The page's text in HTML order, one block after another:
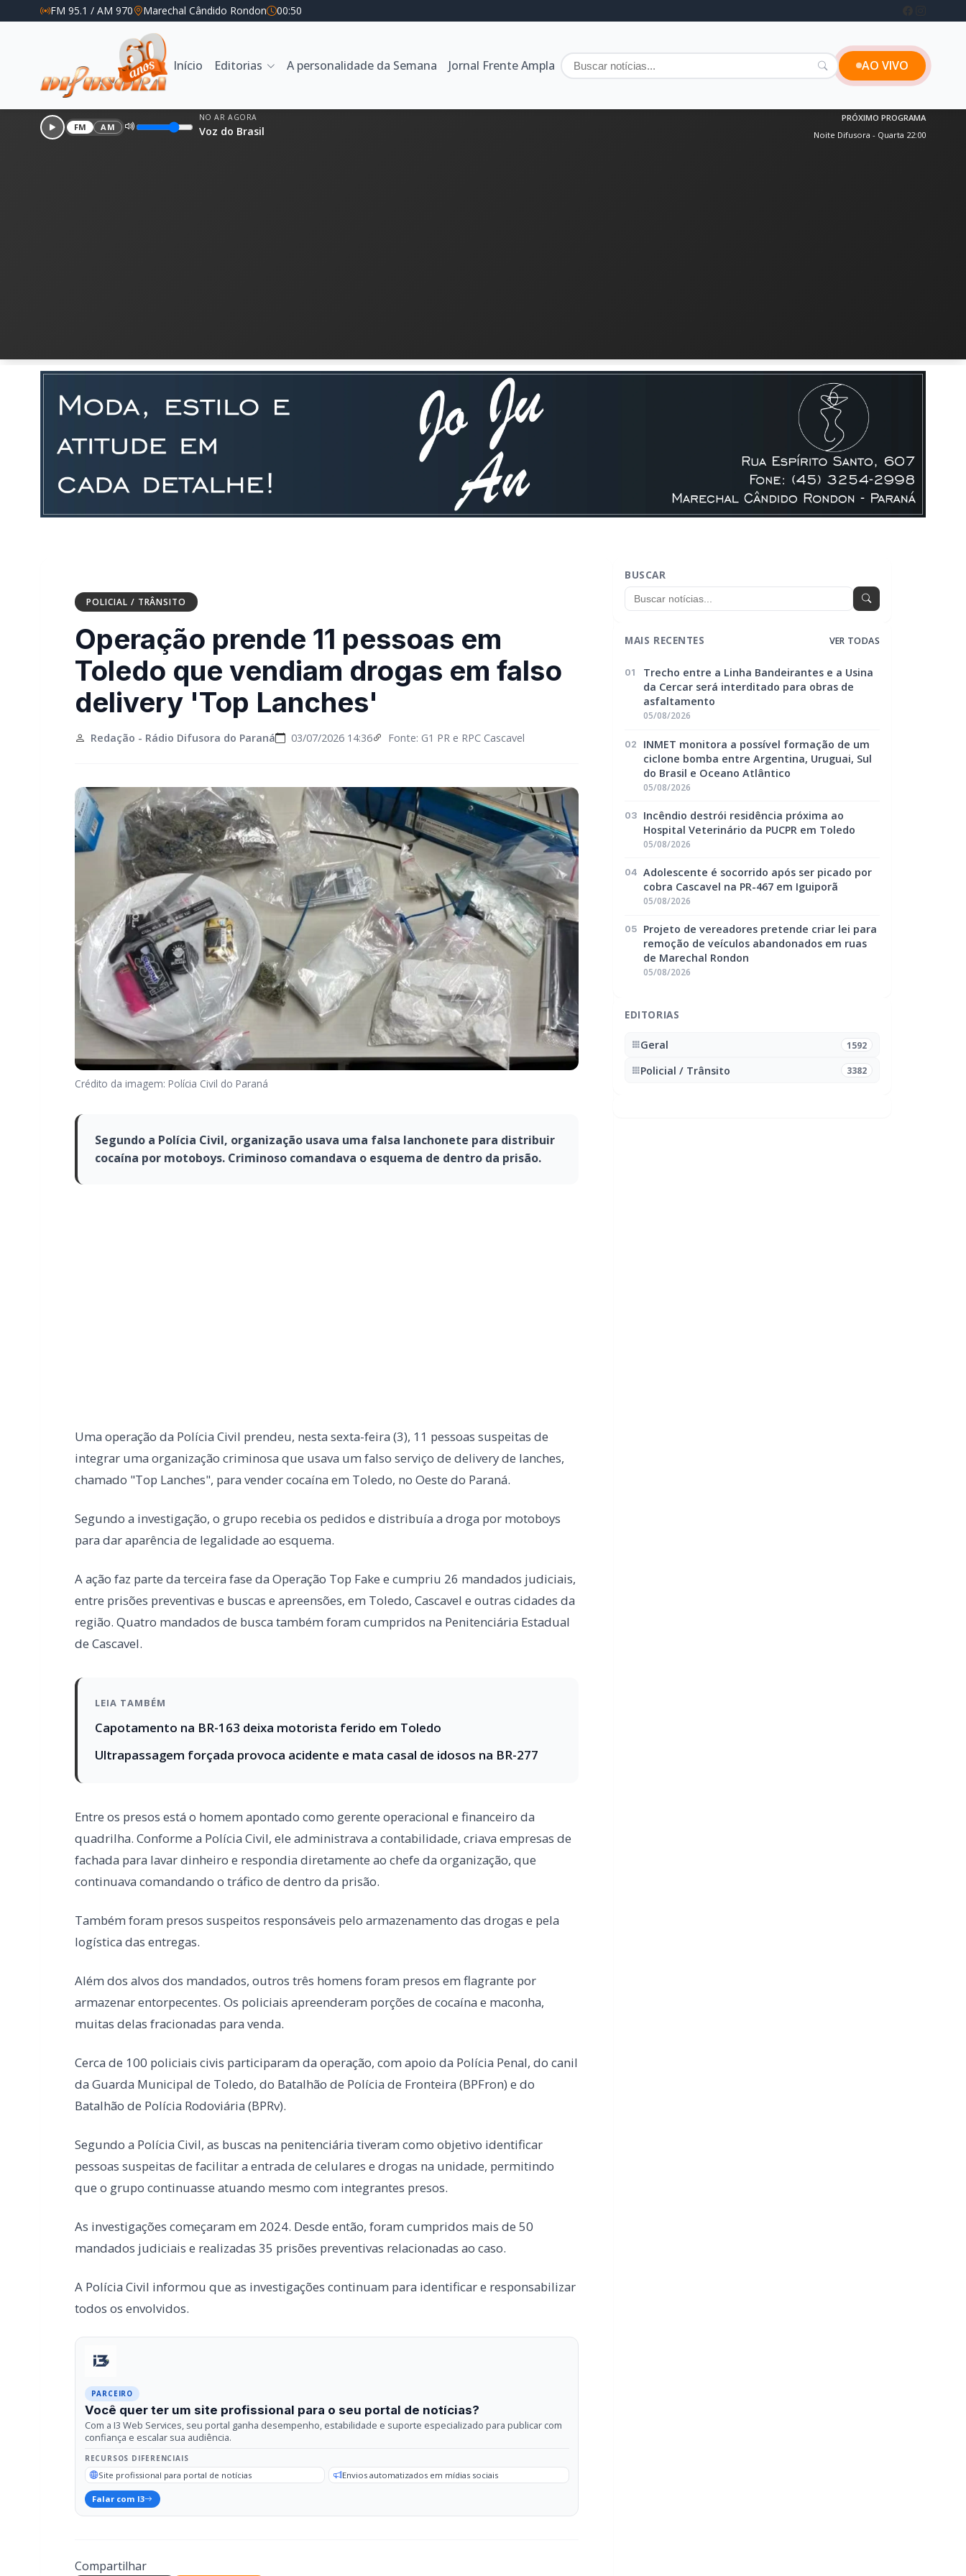
FM 95.1 / AM 970 Marechal Cândido Rondon 00:50
Início Editorias A personalidade da Semana Jornal Frente Ampla AO VIVO
FM AM
NO AR AGORA
Voz do Brasil
PRÓXIMO PROGRAMA
Noite Difusora - Quarta 22:00
POLICIAL / TRÂNSITO
Operação prende 11 pessoas em
Toledo que vendiam drogas em falso
delivery 'Top Lanches'
Redação - Rádio Difusora do Paraná 03/07/2026 14:36 Fonte: G1 PR e RPC Cascavel
Crédito da imagem: Polícia Civil do Paraná
Segundo a Polícia Civil, organização usava uma falsa lanchonete para distribuir
cocaína por motoboys. Criminoso comandava o esquema de dentro da prisão.
A ação faz parte da terceira fase da Operação Top Fake e cumpriu 26 mandados judiciais,
entre prisões preventivas e buscas e apreensões, em Toledo, Cascavel e outras cidades da
de Cascavel.
LEIA TAMBÉM
Capotamento na BR-163 deixa motorista ferido em Toledo
Ultrapassagem forçada provoca acidente e mata casal de idosos na BR-277
Entre os presos está o homem apontado como gerente operacional e financeiro da
quadrilha. Conforme a Polícia Civil, ele administrava a contabilidade, criava empresas de
continuava comandando o tráfico de dentro da prisão.
logística das entregas.
Além dos alvos dos mandados, outros três homens foram presos em flagrante por
armazenar entorpecentes. Os policiais apreenderam porções de cocaína e maconha,
Cerca de 100 policiais civis participaram da operação, com apoio da Polícia Penal, do canil
Batalhão de Polícia Rodoviária (BPRv).
Segundo a Polícia Civil, as buscas na penitenciária tiveram como objetivo identificar
que o grupo continuasse atuando mesmo com integrantes presos.
As investigações começaram em 2024. Desde então, foram cumpridos mais de 50
A Polícia Civil informou que as investigações continuam para identificar e responsabilizar
todos os envolvidos.
Você quer ter um site profissional para o seu portal de notícias?
Com a I3 Web Services, seu portal ganha desempenho, estabilidade e suporte especializado para publicar com
RECURSOS DIFERENCIAIS
Site profissional para portal de notícias
Compartilhar
Facebook
Twitter WhatsApp
Relacionadas
POLICIAL / TRÂNSITO
BUSCAR
MAIS RECENTES VER TODAS
01
Trecho entre a Linha Bandeirantes e a Usina
da Cercar será interditado para obras de
asfaltamento
05/08/2026
02
INMET monitora a possível formação de um
ciclone bomba entre Argentina, Uruguai, Sul
do Brasil e Oceano Atlântico
05/08/2026
03
Incêndio destrói residência próxima ao
Hospital Veterinário da PUCPR em Toledo
05/08/2026
04 Adolescente é socorrido após ser picado por
cobra Cascavel na PR-467 em Iguiporã
05/08/2026
05
Projeto de vereadores pretende criar lei para
remoção de veículos abandonados em ruas
de Marechal Rondon
05/08/2026
EDITORIAS
Geral 1592
Policial / Trânsito 3382